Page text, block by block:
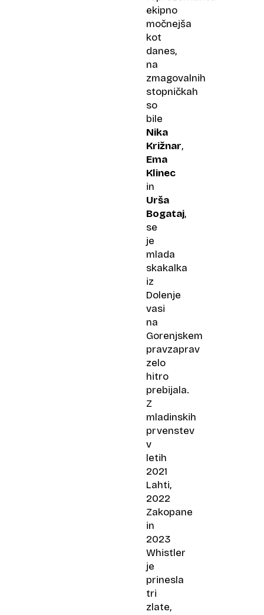
ekipno
močnejša
kot
danes,
na
zmagovalnih
stopničkah
so
bile
Nika
Križnar,
Ema
Klinec
in
Urša
Bogataj,
se
je
mlada
skakalka
iz
Dolenje
vasi
na
Gorenjskem
pravzaprav
zelo
hitro
prebijala.
Z
mladinskih
prvenstev
v
letih
2021
Lahti,
2022
Zakopane
in
2023
Whistler
je
prinesla
tri
zlate,